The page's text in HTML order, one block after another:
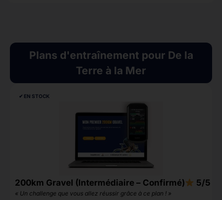
Plans d'entraînement pour De la
Terre à la Mer
✔︎ EN STOCK
200km Gravel (Intermédiaire – Confirmé) 5/5
« Un challenge que vous allez réussir grâce à ce plan ! »